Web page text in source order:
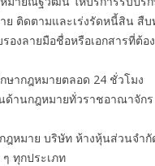
ย ติดตามและเร่งรัดหนี้สิน สื
องลายมือชื่อหรือเอกสารที่ต้
ษากฎหมายตลอด 24 ชั่วโมง
ด้านกฎหมายทั่วราชอาณาจัก
ฎหมาย บริษัท ห้างหุ้นส่วนจ
ทุกประเภท